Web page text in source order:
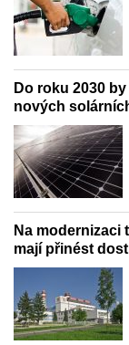
Do roku 2030
nových
Na modernizaci
mají přinést